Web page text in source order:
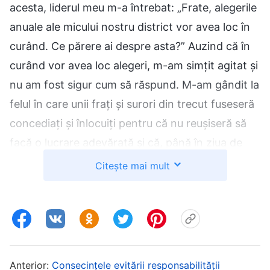
acesta, liderul meu m-a întrebat: „Frate, alegerile
anuale ale micului nostru district vor avea loc în
curând. Ce părere ai despre asta?” Auzind că în
curând vor avea loc alegeri, m-am simțit agitat și
nu am fost sigur cum să răspund. M-am gândit la
felul în care unii frați și surori din trecut fuseseră
concediați și înlocuiți pentru că nu reușiseră să
facă o lucrare adevărată și că, până în ziua de
azi, nu fuseseră în stare să-și îndeplinească
atunci când avea să vină vremea, nici eu nu aș fi
Citește mai mult
Anterior: Consecințele evitării responsabilității